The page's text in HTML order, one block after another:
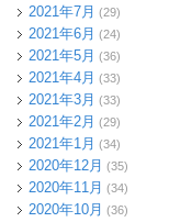
2021年7月 (29)
2021年6月 (24)
2021年5月 (36)
2021年4月 (33)
2021年3月 (33)
2021年2月 (29)
2021年1月 (34)
2020年12月 (35)
2020年11月 (34)
2020年10月 (36)